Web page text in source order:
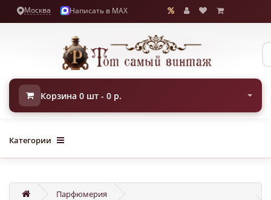
Москва Написать в MAX
Корзина 0 шт - 0 р.
Категории
Парфюмерия